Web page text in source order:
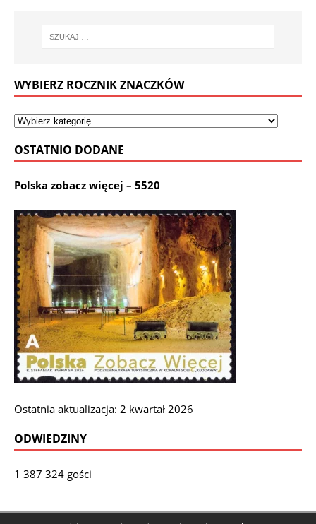
WYBIERZ ROCZNIK ZNACZKÓW
OSTATNIO DODANE
Polska zobacz więcej – 5520
Ostatnia aktualizacja: 2 kwartał 2026
ODWIEDZINY
1 387 324 gości